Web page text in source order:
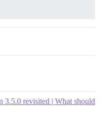
3.5.0 revisited | What should